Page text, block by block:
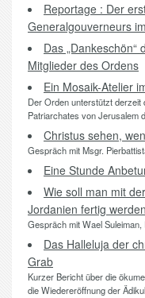
Reportage : Der
Generalgouverneurs
Das
Mitglieder des Ordens
Ein Mosaik-Atelier
Der Orden unterstützt derzeit
Patriarchates von Jerusalem
Christus sehen,
Gespräch mit Msgr.
Eine Stunde
Wie soll man mit
Jordanien fertig
Gespräch mit Wael
Das Halleluja der
Grab
Kurzer Bericht über die
die Wiedereröffnung der